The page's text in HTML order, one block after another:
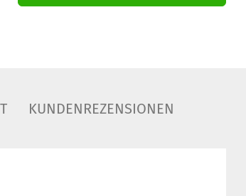
KUNDENREZENSIONEN